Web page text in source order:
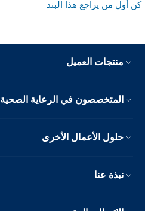
كن أول من يراجع هذا البند
منتجات العميل
المتخصصون في الرعاية الصحية
حلول الأعمال الأخرى
نبذة عنا